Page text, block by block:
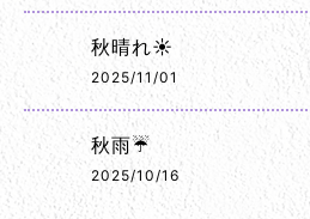
秋晴れ☀️
2025/11/01
秋雨☔
2025/10/16